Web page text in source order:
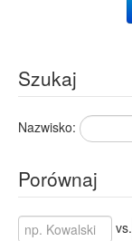
Szukaj
Nazwisko:
Porównaj
vs.